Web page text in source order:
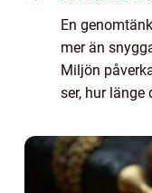
En
mer än
Miljön
ser, hur länge
exponering
insp...